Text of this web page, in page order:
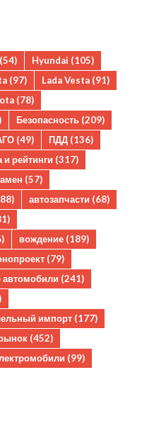
(54) Hyundai (105)
(97) Lada Vesta (91)
(78)
Безопасность (209)
(49) ПДД (136)
и рейтинги (317)
(57)
автозапчасти (68)
вождение (189)
(79)
автомобили (241)
импорт (177)
(452)
(99)